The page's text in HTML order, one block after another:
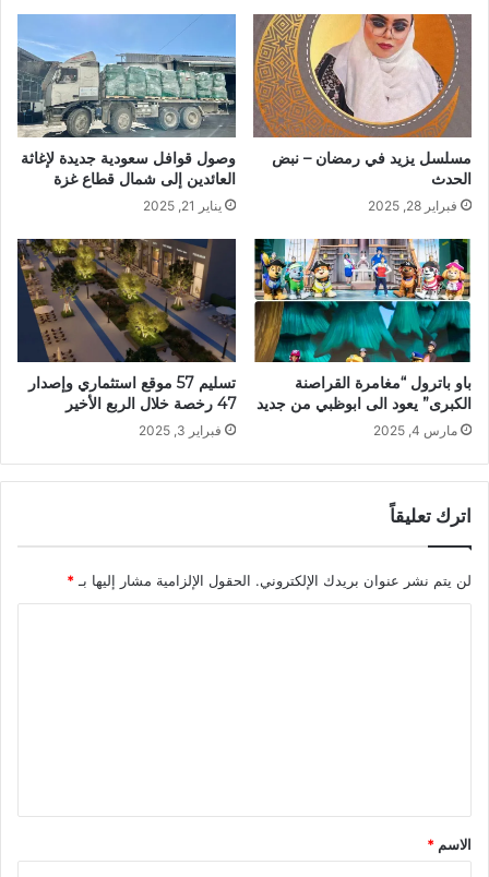
مسلسل يزيد في رمضان – نبض
الحدث
فبراير 28, 2025
وصول قوافل سعودية جديدة لإغاثة
العائدين إلى شمال قطاع غزة
يناير 21, 2025
باو باترول “مغامرة القراصنة
الكبرى” يعود الى ابوظبي من جديد
مارس 4, 2025
تسليم 57 موقع استثماري وإصدار
47 رخصة خلال الربع الأخير
فبراير 3, 2025
اترك تعليقاً
لن يتم نشر عنوان بريدك الإلكتروني. الحقول الإلزامية مشار إليها بـ *
ق
*
الاسم *